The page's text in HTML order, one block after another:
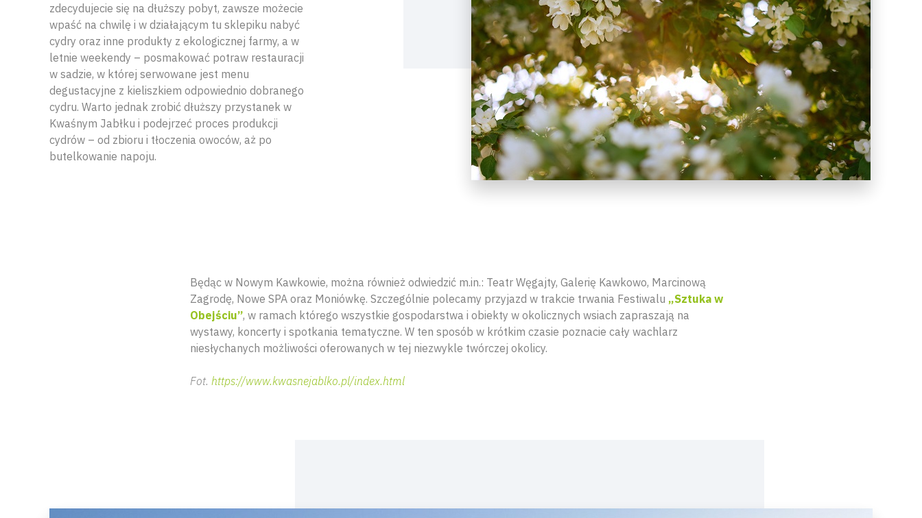
zdecydujecie się na dłuższy pobyt, zawsze możecie
wpaść na chwilę i w działającym tu sklepiku nabyć
cydry oraz inne produkty z ekologicznej farmy, a w
letnie weekendy – posmakować potraw restauracji
w sadzie, w której serwowane jest menu
degustacyjne z kieliszkiem odpowiednio dobranego
cydru. Warto jednak zrobić dłuższy przystanek w
Kwaśnym Jabłku i podejrzeć proces produkcji
cydrów – od zbioru i tłoczenia owoców, aż po
butelkowanie napoju.
Będąc w Nowym Kawkowie, można również odwiedzić m.in.: Teatr Węgajty, Galerię Kawkowo, Marcinową
Zagrodę, Nowe SPA oraz Moniówkę. Szczególnie polecamy przyjazd w trakcie trwania Festiwalu „Sztuka w
Obejściu”, w ramach którego wszystkie gospodarstwa i obiekty w okolicznych wsiach zapraszają na
wystawy, koncerty i spotkania tematyczne. W ten sposób w krótkim czasie poznacie cały wachlarz
niesłychanych możliwości oferowanych w tej niezwykle twórczej okolicy.
Fot. https://www.kwasnejablko.pl/index.html